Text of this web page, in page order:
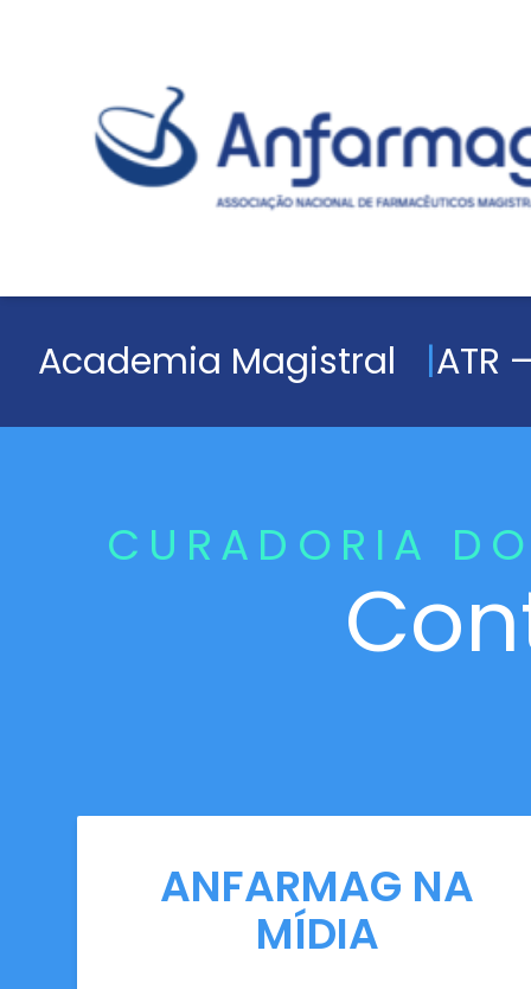
Academia Magistral ATR
CURADORIA
ANFARMAG NA
MÍDIA